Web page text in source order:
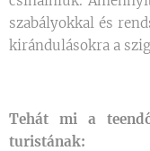
szabályokkal és
kirándulásokra a
Tehát mi a
turistának: